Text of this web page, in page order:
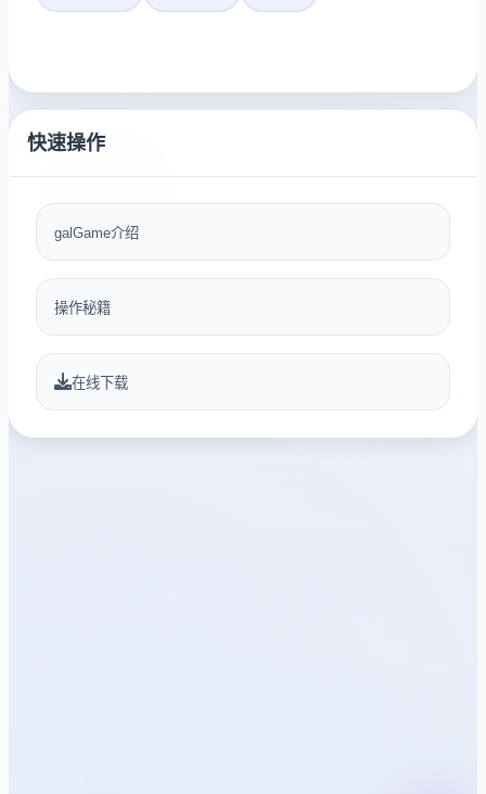
快速操作
galGame介绍
操作秘籍
在线下载